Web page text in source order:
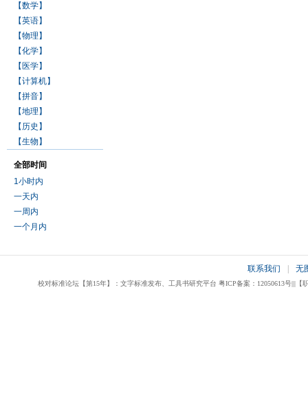
【数学】
【英语】
【物理】
【化学】
【医学】
【计算机】
【拼音】
【地理】
【历史】
【生物】
全部时间
1小时内
一天内
一周内
一个月内
联系我们 无
校对标准论坛【第15年】：文字标准发布、工具书研究平台 粤ICP备案：12050613号|||【